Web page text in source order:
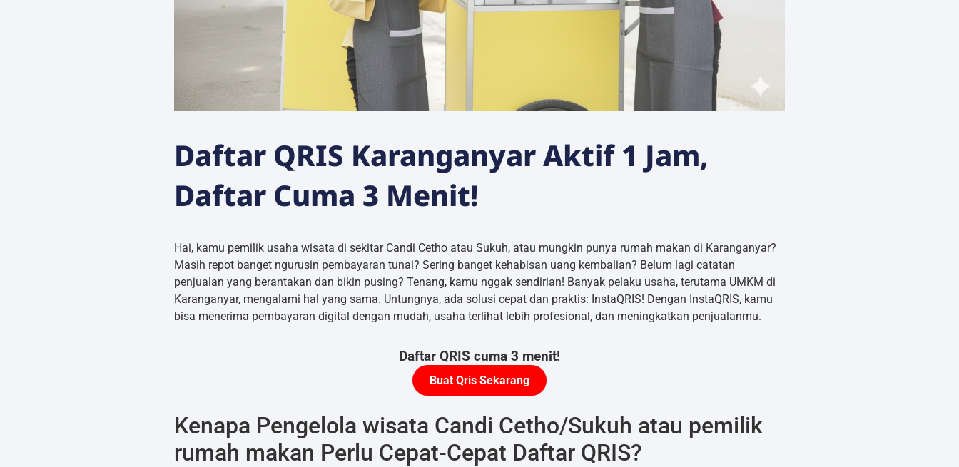
Daftar QRIS Karanganyar Aktif 1 Jam,
Daftar Cuma 3 Menit!
Hai, kamu pemilik usaha wisata di sekitar Candi Cetho atau Sukuh, atau mungkin punya rumah makan di Karanganyar?
Masih repot banget ngurusin pembayaran tunai? Sering banget kehabisan uang kembalian? Belum lagi catatan
penjualan yang berantakan dan bikin pusing? Tenang, kamu nggak sendirian! Banyak pelaku usaha, terutama UMKM di
Karanganyar, mengalami hal yang sama. Untungnya, ada solusi cepat dan praktis: InstaQRIS! Dengan InstaQRIS, kamu
bisa menerima pembayaran digital dengan mudah, usaha terlihat lebih profesional, dan meningkatkan penjualanmu.
Daftar QRIS cuma 3 menit!
Buat Qris Sekarang
Kenapa Pengelola wisata Candi Cetho/Sukuh atau pemilik
rumah makan Perlu Cepat-Cepat Daftar QRIS?